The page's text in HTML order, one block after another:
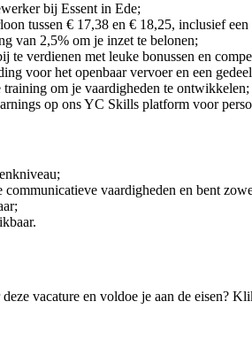
bij Essent in Ede;
tussen € 17,38 en € 18,25, inclusief
van 2,5% om je inzet te belonen;
te verdienen met leuke bonussen en
voor het openbaar vervoer en een
training om je vaardigheden te ontwikkelen;
op ons YC Skills platform voor
communicatieve vaardigheden en bent
vacature en voldoe je aan de eisen?